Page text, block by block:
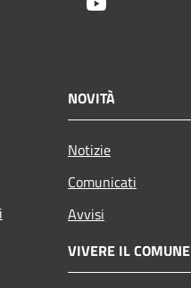
NOVITÀ
Notizie
Comunicati
Avvisi
VIVERE IL COMUNE